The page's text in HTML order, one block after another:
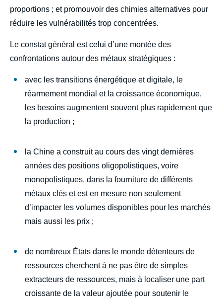
proportions ; et promouvoir des chimies alternatives pour
réduire les vulnérabilités trop concentrées.
Le constat général est celui d’une montée des
confrontations autour des métaux stratégiques :
avec les transitions énergétique et digitale, le
réarmement mondial et la croissance économique,
les besoins augmentent souvent plus rapidement que
la production ;
la Chine a construit au cours des vingt dernières
années des positions oligopolistiques, voire
monopolistiques, dans la fourniture de différents
métaux clés et est en mesure non seulement
d’impacter les volumes disponibles pour les marchés
mais aussi les prix ;
de nombreux États dans le monde détenteurs de
ressources cherchent à ne pas être de simples
extracteurs de ressources, mais à localiser une part
croissante de la valeur ajoutée pour soutenir le